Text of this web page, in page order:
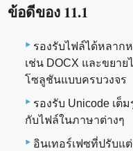
ข้อดีของ 11.1
รองรับไฟล์ได้หลาก
เช่น DOCX และขยา
โซลูชันแบบครบวงจร
รองรับ Unicode เต็
กับไฟล์ในภาษาต่างๆ
อินเทอร์เฟซที่ปรับแ